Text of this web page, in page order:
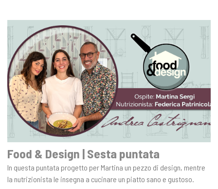
Food & Design | Sesta puntata
In questa puntata progetto per Martina un pezzo di design, mentre
la nutrizionista le insegna a cucinare un piatto sano e gustoso.